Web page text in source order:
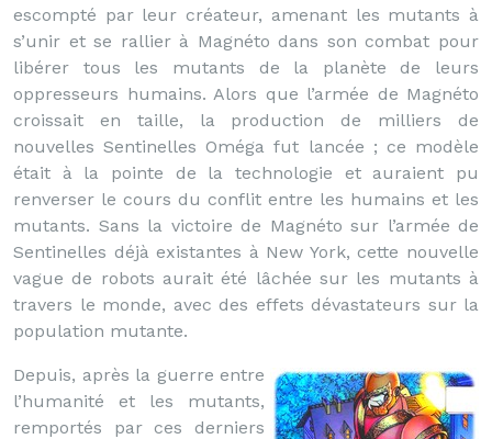
escompté par leur créateur, amenant les mutants à
s’unir et se rallier à Magnéto dans son combat pour
libérer tous les mutants de la planète de leurs
oppresseurs humains. Alors que l’armée de Magnéto
croissait en taille, la production de milliers de
nouvelles Sentinelles Oméga fut lancée ; ce modèle
était à la pointe de la technologie et auraient pu
renverser le cours du conflit entre les humains et les
mutants. Sans la victoire de Magnéto sur l’armée de
Sentinelles déjà existantes à New York, cette nouvelle
vague de robots aurait été lâchée sur les mutants à
travers le monde, avec des effets dévastateurs sur la
population mutante.
Depuis, après la guerre entre
l’humanité et les mutants,
remportés par ces derniers